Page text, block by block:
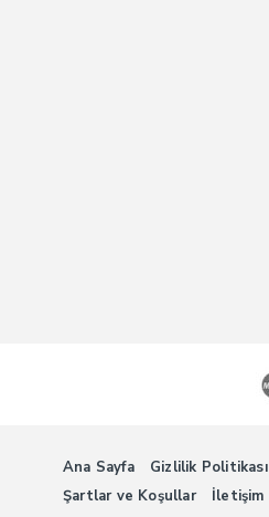
Ana Sayfa Gizlilik Politikası
Şartlar ve Koşullar
İletişim